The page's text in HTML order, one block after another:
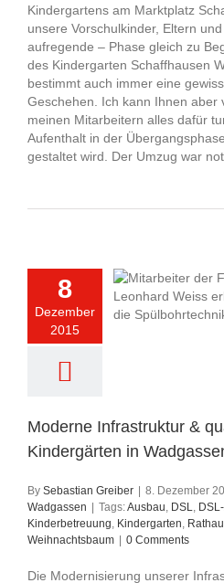
Kindergartens am Marktplatz
unsere Vorschulkinder, Eltern
aufregende – Phase gleich zu
des Kindergarten Schaffhausen
bestimmt auch immer eine
Geschehen. Ich kann Ihnen aber
meinen Mitarbeitern alles dafür
Aufenthalt in der
gestaltet wird. Der Umzug war
8
Dezember
2015
Moderne Infrastruktur &
Kindergärten in
By Sebastian Greiber 8. Dezember
Wadgassen
Tags:Ausbau, DSL,
Kinderbetreuung, Kindergarten,
Weihnachtsbaum
0 Comments
Die Modernisierung unserer